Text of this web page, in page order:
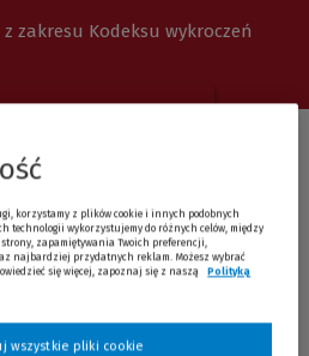
z zakresu Kodeksu wykroczeń
Komentarz
Szymon Krajnik Jerzy Lachowski Jacek
korzystamy z plików cookie i innych podobnych
technologii wykorzystujemy do różnych celów, między
zapamiętywania Twoich preferencji,
najbardziej przydatnych reklam. Możesz wybrać
się więcej, zapoznaj się z naszą
Polityką
wszystkie pliki cookie